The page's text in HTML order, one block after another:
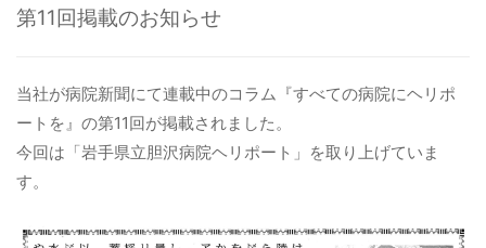
病院関係者の方
自治体関係者の方
第11回掲載のお知らせ
当社が病院新聞にて連載中のコラム『すべての病院にヘリポ
ートを』の第11回が掲載されました。
今回は「岩手県立胆沢病院ヘリポート」を取り上げていま
す。